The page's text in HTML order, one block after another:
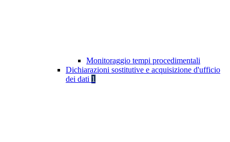
Monitoraggio tempi procedimentali
Dichiarazioni sostitutive e acquisizione d'ufficio
dei dati 1